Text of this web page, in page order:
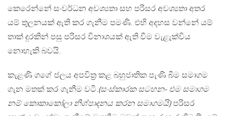
කෙරෙන්නේ සංවර්ධන අවශ්‍යතා සහ පරිසර අවශ්‍යතා අතර
යම් තුලනයක් ඇති කර ගැනීම පමණි. එහි අදහස වන්නේ යම්
තාක් දුරකින් පසු පරිසර විනාශයක් ඇති වීම වැළැක්විය
නොහැකි බවයි.
කැළණි ගගේ ජලය අපවිත‍්‍ර කළ බහුජාතික පැණි බීම සමාගම
ගැන මතක් කර ගැනීම වටී.(සංස්කාරක සටහන- එම සමාගම
නම් කොකාකෝලා නිශ්පාදනය කරන සමාගමයි)පරිසර